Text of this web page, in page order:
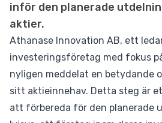
inför den planerade
aktier.
Athanase Innovation AB, ett
investeringsföretag med fokus
nyligen meddelat en betydande
sitt aktieinnehav. Detta steg är
att förbereda för den planerade